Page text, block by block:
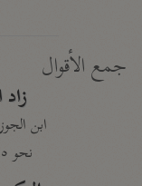
جمع الأقوال
ابن الجوزي
نحو ٥ مجلدات